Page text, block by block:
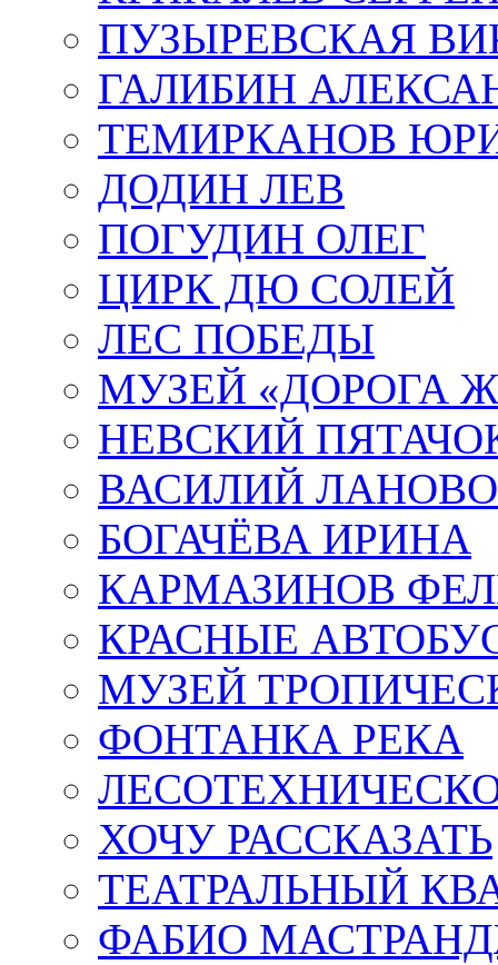
ПУЗЫРЕВСКАЯ
ГАЛИБИН
ТЕМИРКАНОВ
ДОДИН ЛЕВ
ПОГУДИН ОЛЕГ
ЦИРК ДЮ СОЛЕЙ
ЛЕС ПОБЕДЫ
МУЗЕЙ «ДОРОГА
НЕВСКИЙ
ВАСИЛИЙ
БОГАЧЁВА ИРИНА
КАРМАЗИНОВ
КРАСНЫЕ
МУЗЕЙ
ФОНТАНКА РЕКА
ХОЧУ РАССКАЗАТЬ
ТЕАТРАЛЬНЫЙ
ФАБИО